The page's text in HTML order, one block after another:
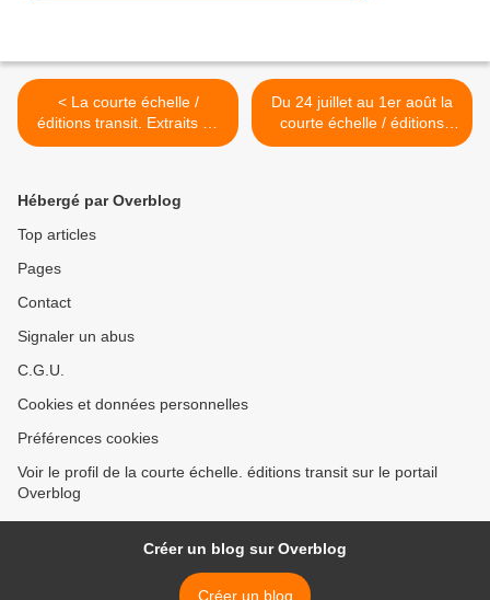
< La courte échelle /
éditions transit. Extraits du
catalogue
Du 24 juillet au 1er août la
courte échelle / éditions
transit participe au Festival
Hébergé par Overblog
Top articles
Pages
Contact
Signaler un abus
C.G.U.
Cookies et données personnelles
Préférences cookies
Voir le profil de la courte échelle. éditions transit sur le portail
Overblog
Créer un blog sur Overblog
Créer un blog